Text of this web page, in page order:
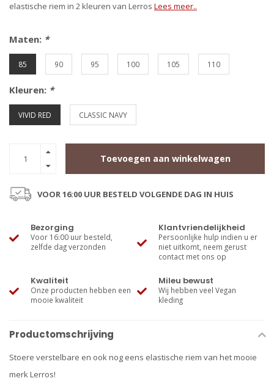
elastische riem in 2 kleuren van Lerros Lees meer..
Maten: *
85 90 95 100 105 110
Kleuren: *
VIVID RED CLASSIC NAVY
Toevoegen aan winkelwagen
VOOR 16:00 UUR BESTELD VOLGENDE DAG IN HUIS
Bezorging
Voor 16:00 uur besteld,
zelfde dag verzonden
Klantvriendelijkheid
Persoonlijke hulp indien u er
niet uitkomt, neem gerust
contact met ons op
Kwaliteit
Onze producten hebben een
mooie kwaliteit
Mileu bewust
Wij hebben veel Vegan
kleding
Productomschrijving
Stoere verstelbare en ook nog eens elastische riem van het mooie
merk Lerros!